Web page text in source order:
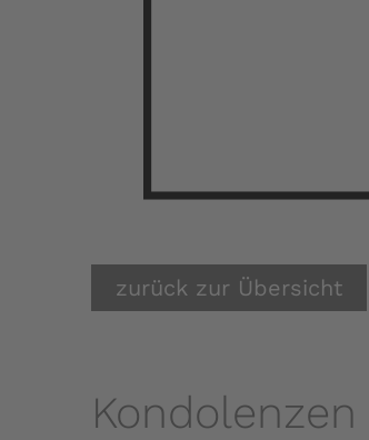
zurück zur Übersicht
Kondolenzen